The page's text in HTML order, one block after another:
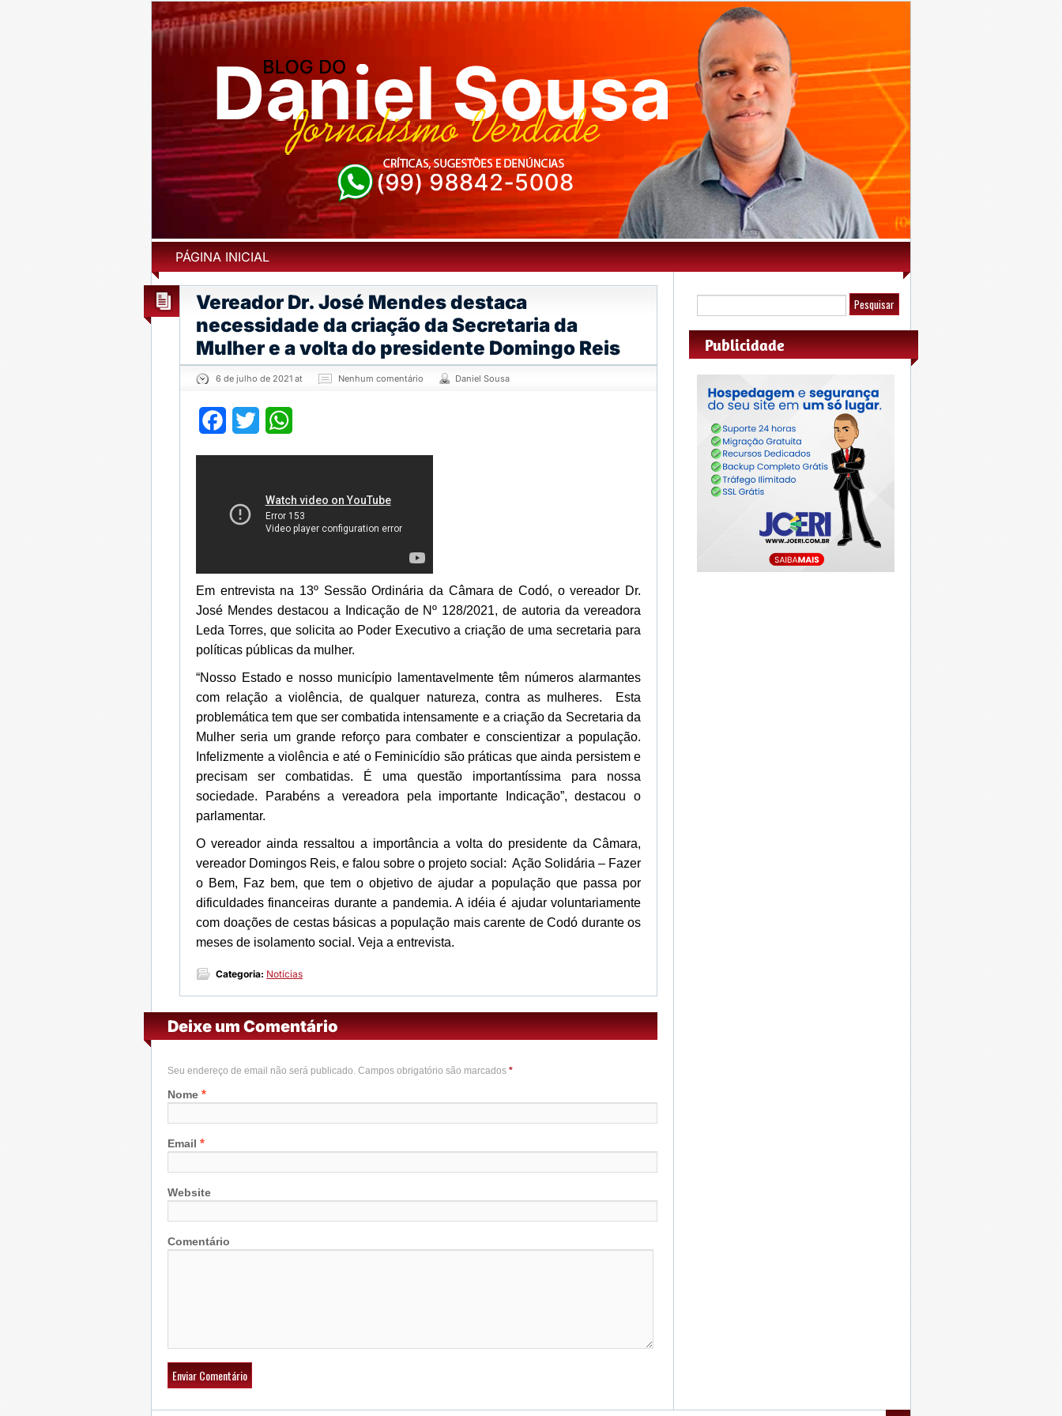
PÁGINA INICIAL
Vereador Dr. José Mendes destaca
necessidade da criação da Secretaria da
Mulher e a volta do presidente Domingo Reis
6 de julho de 2021 at Nenhum comentário Daniel Sousa
Facebook
Twitter
Em entrevista na 13º Sessão Ordinária da Câmara de Codó, o vereador Dr.
José Mendes destacou a Indicação de Nº 128/2021, de autoria da vereadora
Leda Torres, que solicita ao Poder Executivo a criação de uma secretaria para
políticas públicas da mulher.
“Nosso Estado e nosso município lamentavelmente têm números alarmantes
com relação a violência, de qualquer natureza, contra as mulheres. Esta
problemática tem que ser combatida intensamente e a criação da Secretaria da
Mulher seria um grande reforço para combater e conscientizar a população.
Infelizmente a violência e até o Feminicídio são práticas que ainda persistem e
precisam ser combatidas. É uma questão importantíssima para nossa
sociedade. Parabéns a vereadora pela importante Indicação”, destacou o
parlamentar.
O vereador ainda ressaltou a importância a volta do presidente da Câmara,
vereador Domingos Reis, e falou sobre o projeto social: Ação Solidária – Fazer
o Bem, Faz bem, que tem o objetivo de ajudar a população que passa por
dificuldades financeiras durante a pandemia. A idéia é ajudar voluntariamente
com doações de cestas básicas a população mais carente de Codó durante os
meses de isolamento social. Veja a entrevista.
Categoria: Notícias
Deixe um Comentário
Seu endereço de email não será publicado. Campos obrigatório são marcados *
Nome *
Email *
Website
Comentário
Publicidade